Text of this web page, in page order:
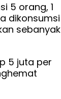
5 orang, 1
dikonsumsi
sebanyak
5 juta per